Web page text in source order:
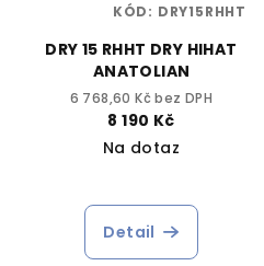
DRY 15 RHHT DRY HIHAT
ANATOLIAN
6 768,60 Kč bez DPH
8 190 Kč
Na dotaz
Detail
KÓD: DRY15RHHT